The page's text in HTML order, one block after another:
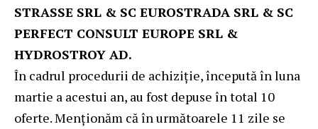
STRASSE SRL & SC EUROSTRADA SRL & SC
PERFECT CONSULT EUROPE SRL &
HYDROSTROY AD.
În cadrul procedurii de achiziție, începută în luna
martie a acestui an, au fost depuse în total 10
oferte. Menționăm că în următoarele 11 zile se